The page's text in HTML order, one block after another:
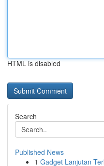
HTML is disabled
Search
Published News
1 Gadget Lanjutan